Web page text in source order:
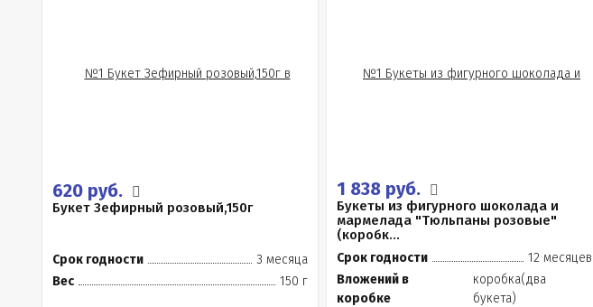
620 руб.
Букет Зефирный розовый,150г
Срок годности
3 месяца
Вес
150 г
1 838 руб.
Букеты из фигурного шоколада и
мармелада "Тюльпаны розовые"
(коробк...
Срок годности
12 месяцев
Вложений в
коробке
коробка(два
букета)